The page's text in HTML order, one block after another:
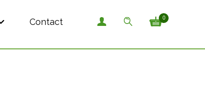
0
Contact